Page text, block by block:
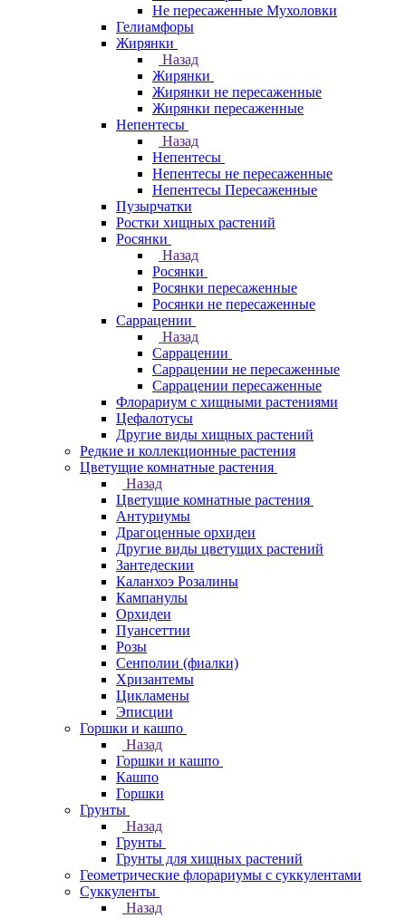
Не пересаженные Мухоловки
Гелиамфоры
Жирянки
Назад
Жирянки
Жирянки не пересаженные
Жирянки пересаженные
Непентесы
Назад
Непентесы
Непентесы не пересаженные
Непентесы Пересаженные
Пузырчатки
Ростки хищных растений
Росянки
Назад
Росянки
Росянки пересаженные
Росянки не пересаженные
Саррацении
Назад
Саррацении
Саррацении не пересаженные
Саррацении пересаженные
Флорариум с хищными растениями
Цефалотусы
Другие виды хищных растений
Редкие и коллекционные растения
Цветущие комнатные растения
Назад
Цветущие комнатные растения
Антуриумы
Драгоценные орхидеи
Другие виды цветущих растений
Зантедескии
Каланхоэ Розалины
Кампанулы
Орхидеи
Пуансеттии
Розы
Сенполии (фиалки)
Хризантемы
Цикламены
Эписции
Горшки и кашпо
Назад
Горшки и кашпо
Кашпо
Горшки
Грунты
Назад
Грунты
Грунты для хищных растений
Геометрические флорариумы с суккулентами
Суккуленты
Назад